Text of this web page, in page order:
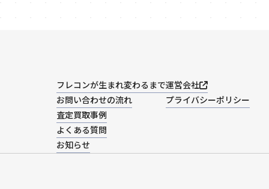
フレコンが生まれ変わるまで
お問い合わせの流れ
査定買取事例
よくある質問
お知らせ
運営会社
プライバシーポリシー